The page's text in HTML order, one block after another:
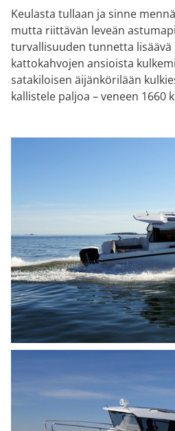
Keulasta tullaan ja sinne
mutta riittävän leveän
turvallisuuden tunnetta lisäävä
kattokahvojen ansioista
satakiloisen äijänkörilään
kallistele paljoa – veneen 1660